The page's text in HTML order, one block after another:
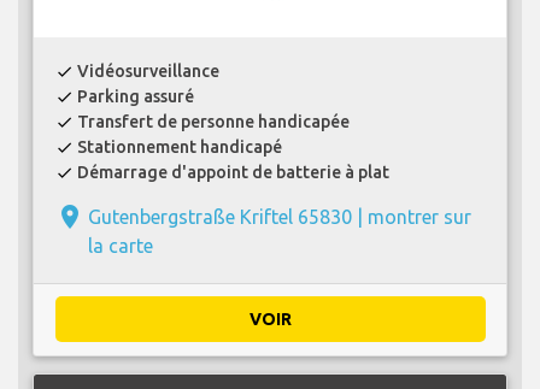
check Vidéosurveillance
check Parking assuré
check Transfert de personne handicapée
check Stationnement handicapé
check Démarrage d'appoint de batterie à plat
place Gutenbergstraße Kriftel 65830 | montrer sur
la carte
VOIR